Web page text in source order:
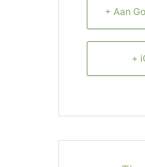
+ Aan
+